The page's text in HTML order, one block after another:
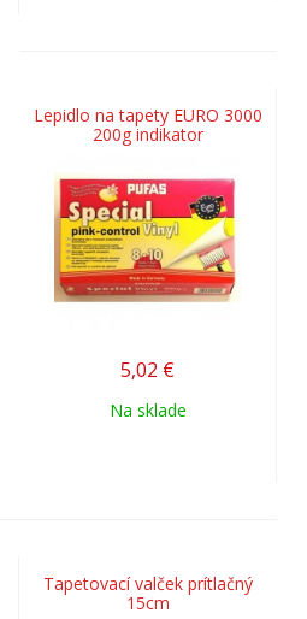
Lepidlo na tapety EURO 3000
200g indikator
5,02 €
Na sklade
Tapetovací valček prítlačný
15cm